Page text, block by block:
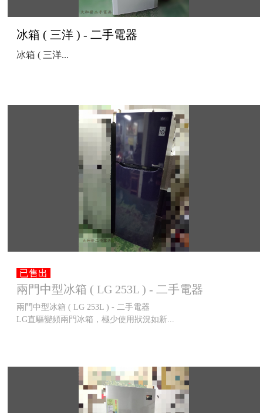
冰箱 ( 三洋 ) - 二手電器
冰箱 ( 三洋...
已售出
兩門中型冰箱 ( LG 253L ) - 二手電器
兩門中型冰箱 ( LG 253L ) - 二手電器
LG直驅變頻兩門冰箱，極少使用狀況如新...